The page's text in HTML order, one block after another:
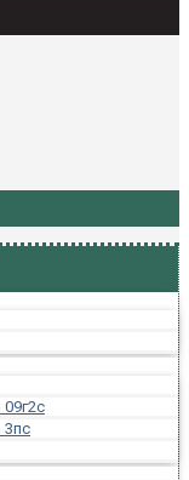
3пс